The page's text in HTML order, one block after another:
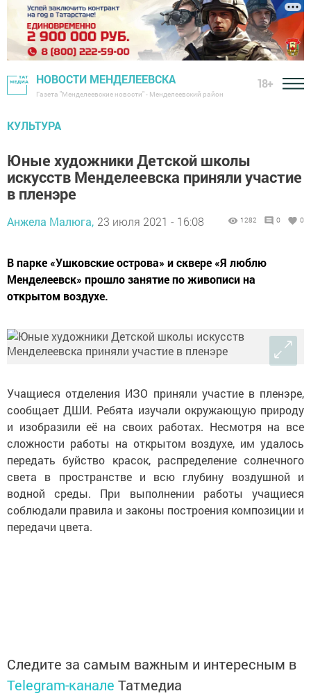
НОВОСТИ МЕНДЕЛЕЕВСКА
Газета "Менделеевские новости" - Менделеевский район
18+
КУЛЬТУРА
Юные художники Детской школы
искусств Менделеевска приняли участие
в пленэре
Анжела Малюга, 23 июля 2021 - 16:08 1282 0 0
В парке «Ушковские острова» и сквере «Я люблю
Менделеевск» прошло занятие по живописи на
открытом воздухе.
Учащиеся отделения ИЗО приняли участие в пленэре,
сообщает ДШИ. Ребята изучали окружающую природу
и изобразили её на своих работах. Несмотря на все
сложности работы на открытом воздухе, им удалось
передать буйство красок, распределение солнечного
света в пространстве и всю глубину воздушной и
водной среды. При выполнении работы учащиеся
соблюдали правила и законы построения композиции и
передачи цвета.
Следите за самым важным и интересным в
Telegram-канале Татмедиа